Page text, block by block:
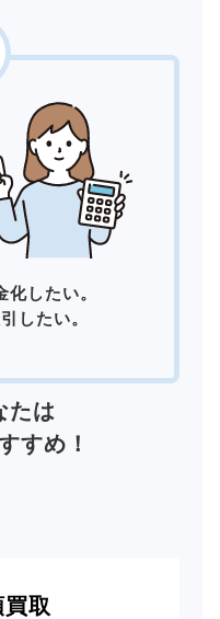
したい。
したい。
たは
すめ！
買取